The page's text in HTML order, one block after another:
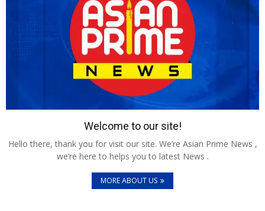
Welcome to our site!
Hello there, thank you for visit our site. We’re Asian Prime News ,
we’re here to helps you to latest News .
MORE ABOUT US